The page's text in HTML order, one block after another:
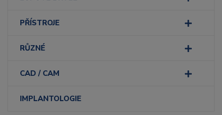
PŘÍSTROJE
RŮZNÉ
CAD / CAM
IMPLANTOLOGIE